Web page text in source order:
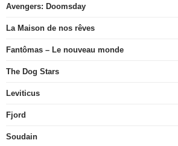
Avengers: Doomsday
La Maison de nos rêves
Fantômas – Le nouveau monde
The Dog Stars
Leviticus
Fjord
Soudain